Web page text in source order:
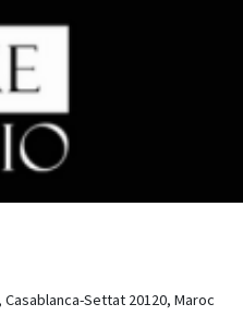
Settat 20120, Maroc